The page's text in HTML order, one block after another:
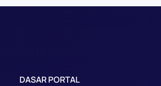
DASAR PORTAL